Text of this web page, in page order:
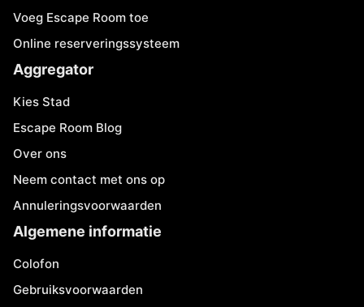
Voeg Escape Room toe
Online reserveringssysteem
Aggregator
Kies Stad
Escape Room Blog
Over ons
Neem contact met ons op
Annuleringsvoorwaarden
Algemene informatie
Colofon
Gebruiksvoorwaarden